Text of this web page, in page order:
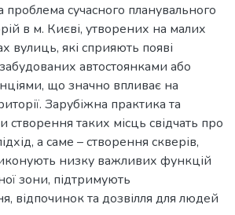
проблема сучасного планувального
в м. Києві, утворених на малих
вулиць, які сприяють появі
автостоянками або
що значно впливає на
Зарубіжна практика та
створення таких місць свідчать про
а саме – створення скверів,
низку важливих функцій
зони, підтримують
відпочинок та дозвілля для людей